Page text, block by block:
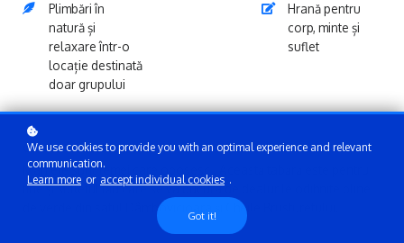
Plimbări în
natură și
relaxare într-o
locație destinată
doar grupului
Hrană pentru
corp, minte și
suflet
CONEXIUNEA CU NATURA
Mamele sunt femei care obosesc . Această tabără este pentru
tine și sufletul tău care se va bucura de dealurile odihnite pline
de verde din satul Dâmbovicioara și Cheile Brusturetului.
We use cookies to provide you with an optimal experience and relevant
communication.
Learn more or accept individual cookies .
Got it!